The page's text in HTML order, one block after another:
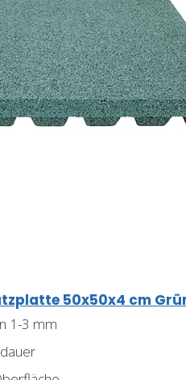
50x50x4 cm
1-3 mm